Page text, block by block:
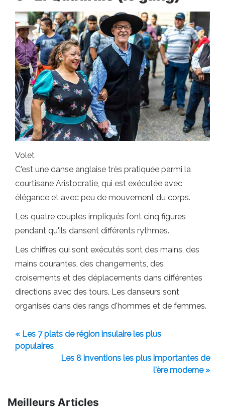
Volet
C'est une danse anglaise très pratiquée parmi la
courtisane Aristocratie, qui est exécutée avec
élégance et avec peu de mouvement du corps.
Les quatre couples impliqués font cinq figures
pendant qu'ils dansent différents rythmes.
Les chiffres qui sont exécutés sont des mains, des
mains courantes, des changements, des
croisements et des déplacements dans différentes
directions avec des tours. Les danseurs sont
organisés dans des rangs d'hommes et de femmes.
« Les 7 plats de région insulaire les plus
populaires
Les 8 inventions les plus importantes de
l'ère moderne »
Meilleurs Articles